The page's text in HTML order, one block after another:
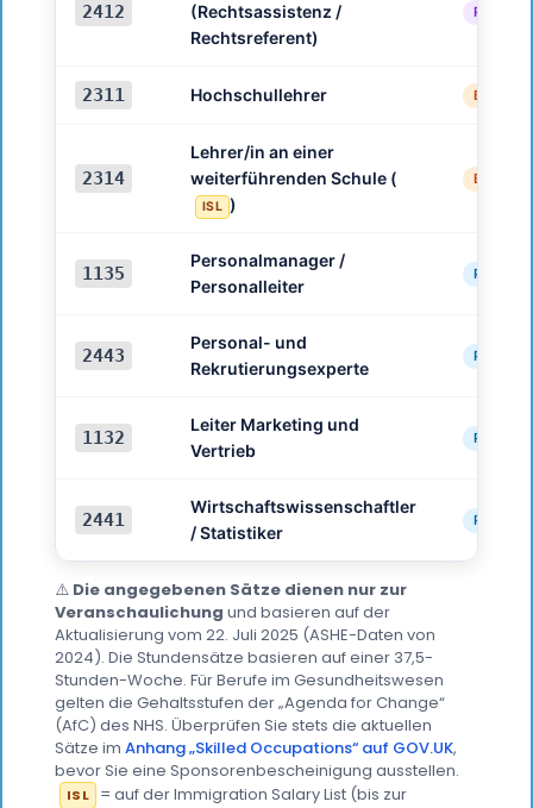
2412
(Rechtsassistenz /
Rechtsreferent)
2311 Hochschullehrer Bildung
2314
Lehrer/in an einer
weiterführenden Schule (
ISL )
Bildung
1135
Personalmanager /
Personalleiter
2443
Personal- und
Rekrutierungsexperte
1132
Leiter Marketing und
Vertrieb
2441
Wirtschaftswissenschaftler
/ Statistiker
⚠️ Die angegebenen Sätze dienen nur zur
Veranschaulichung und basieren auf der
Aktualisierung vom 22. Juli 2025 (ASHE-Daten von
2024). Die Stundensätze basieren auf einer 37,5-
Stunden-Woche. Für Berufe im Gesundheitswesen
gelten die Gehaltsstufen der „Agenda for Change“
(AfC) des NHS. Überprüfen Sie stets die aktuellen
Sätze imAnhang „Skilled Occupations“ auf GOV.UK,
bevor Sie eine Sponsorenbescheinigung ausstellen.
ISL
= auf der Immigration Salary List (bis zur